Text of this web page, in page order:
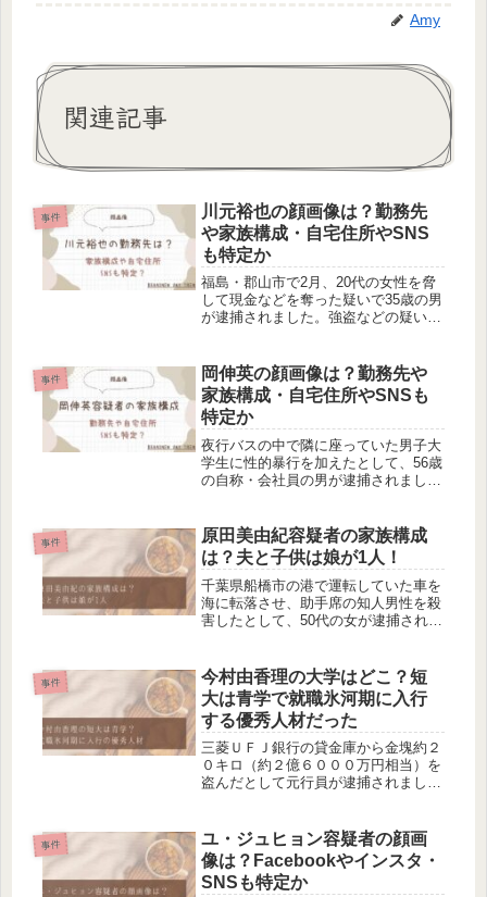
Amy
関連記事
事件
川元裕也の顔画像は？勤務先
や家族構成・自宅住所やSNS
も特定か
福島・郡山市で2月、20代の女性を脅
して現金などを奪った疑いで35歳の男
が逮捕されました。強盗などの疑いで
や家族構成、勤務先や自宅住所、SNS
について調べました。事件の概要福...
事件
岡伸英の顔画像は？勤務先や
家族構成・自宅住所やSNSも
特定か
夜行バスの中で隣に座っていた男子大
学生に性的暴行を加えたとして、56歳
の自称・会社員の男が逮捕されまし
英容疑者の顔画像や家族構成、勤務先
や自宅住所、SNSについて調べまし
た...
事件
原田美由紀容疑者の家族構成
は？夫と子供は娘が1人！
千葉県船橋市の港で運転していた車を
海に転落させ、助手席の知人男性を殺
害したとして、50代の女が逮捕されま
す。今回は、原田美由紀容疑者の家族
構成について調べました。【顔画像】
原...
事件
今村由香理の大学はどこ？短
大は青学で就職氷河期に入行
する優秀人材だった
三菱ＵＦＪ銀行の貸金庫から金塊約２
０キロ（約２億６０００万円相当）を
盗んだとして元行員が逮捕されまし
理容疑者の大学について調べました。
大学ではなく短大卒業都内の私立短期
大学...
事件
ユ・ジュヒョン容疑者の顔画
像は？Facebookやインスタ・
SNSも特定か